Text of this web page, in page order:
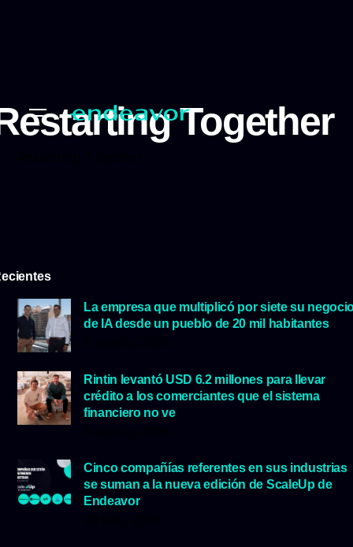
Together
La empresa que multiplicó por siete su
de IA desde un pueblo de 20 mil habitantes
Rintin levantó USD 6.2 millones para llevar
crédito a los comerciantes que el sistema
financiero no ve
Cinco compañías referentes en sus industrias
se suman a la nueva edición de ScaleUp de
Endeavor